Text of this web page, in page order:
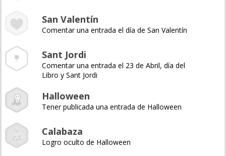
San Valentín
Comentar una entrada el día de San Valentín
Sant Jordi
Comentar una entrada el 23 de Abril, día del
Libro y Sant Jordi
Halloween
Tener publicada una entrada de Halloween
Calabaza
Logro oculto de Halloween